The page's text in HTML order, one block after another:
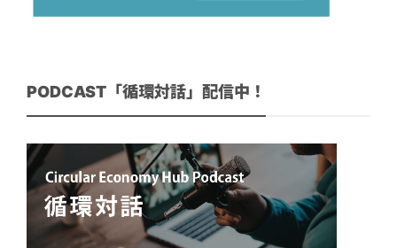
PODCAST「循環対話」配信中！